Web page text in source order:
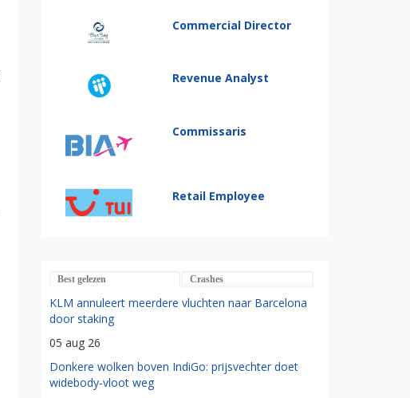
Commercial Director
Revenue Analyst
Commissaris
Retail Employee
Best gelezen Crashes
KLM annuleert meerdere vluchten naar Barcelona
door staking
05 aug 26
Donkere wolken boven IndiGo: prijsvechter doet
widebody-vloot weg